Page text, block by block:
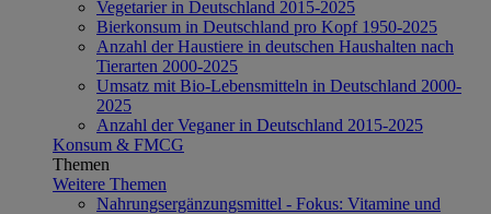
Vegetarier in Deutschland 2015-2025
Bierkonsum in Deutschland pro Kopf 1950-2025
Anzahl der Haustiere in deutschen Haushalten nach
Tierarten 2000-2025
Umsatz mit Bio-Lebensmitteln in Deutschland 2000-
2025
Anzahl der Veganer in Deutschland 2015-2025
Konsum & FMCG
Themen
Weitere Themen
Nahrungsergänzungsmittel - Fokus: Vitamine und